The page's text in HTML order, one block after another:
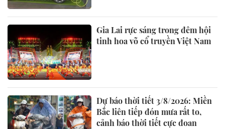
Gia Lai rực sáng trong đêm hội
tinh hoa võ cổ truyền Việt Nam
Dự báo thời tiết 3/8/2026: Miền
Bắc liên tiếp đón mưa rất to,
cảnh báo thời tiết cực đoan